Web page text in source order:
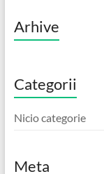
Arhive
Categorii
Nicio categorie
Meta